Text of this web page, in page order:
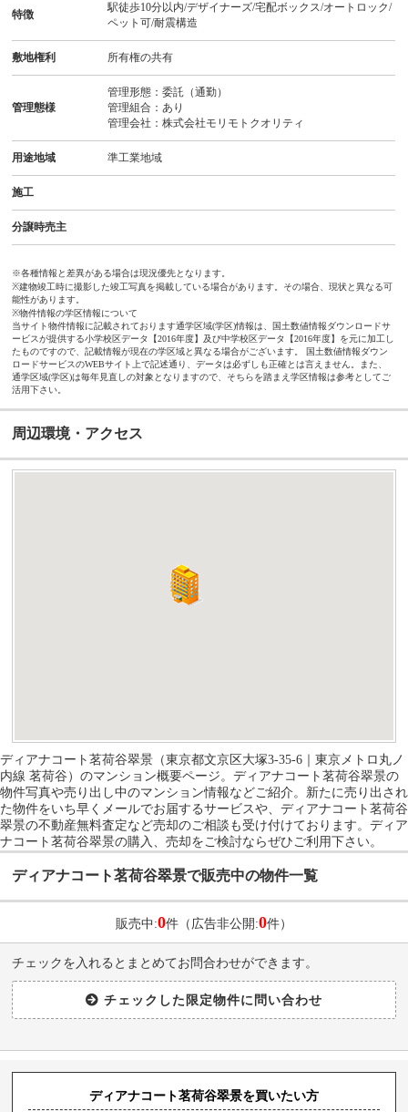
特徴
駅徒歩10分以内/デザイナーズ/宅配ボックス/オートロック/
ペット可/耐震構造
敷地権利 所有権の共有
管理態様
管理形態：委託（通勤）
管理組合：あり
管理会社：株式会社モリモトクオリティ
用途地域 準工業地域
施工
分譲時売主
※各種情報と差異がある場合は現況優先となります。
※建物竣工時に撮影した竣工写真を掲載している場合があります。その場合、現状と異なる可
能性があります。
※物件情報の学区情報について
当サイト物件情報に記載されております通学区域(学区)情報は、国土数値情報ダウンロードサ
ービスが提供する小学校区データ【2016年度】及び中学校区データ【2016年度】を元に加工し
たものですので、記載情報が現在の学区域と異なる場合がございます。 国土数値情報ダウン
ロードサービスのWEBサイト上で記述通り、データは必ずしも正確とは言えません。また、
通学区域(学区)は毎年見直しの対象となりますので、そちらを踏まえ学区情報は参考としてご
活用下さい。
周辺環境・アクセス
ディアナコート茗荷谷翠景（東京都文京区大塚3-35-6｜東京メトロ丸ノ
内線 茗荷谷）のマンション概要ページ。ディアナコート茗荷谷翠景の
物件写真や売り出し中のマンション情報などご紹介。新たに売り出され
た物件をいち早くメールでお届するサービスや、ディアナコート茗荷谷
翠景の不動産無料査定など売却のご相談も受け付けております。ディア
ナコート茗荷谷翠景の購入、売却をご検討ならぜひご利用下さい。
ディアナコート茗荷谷翠景で販売中の物件一覧
販売中:0件（広告非公開:0件）
チェックを入れるとまとめてお問合わせができます。
ディアナコート茗荷谷翠景を買いたい方